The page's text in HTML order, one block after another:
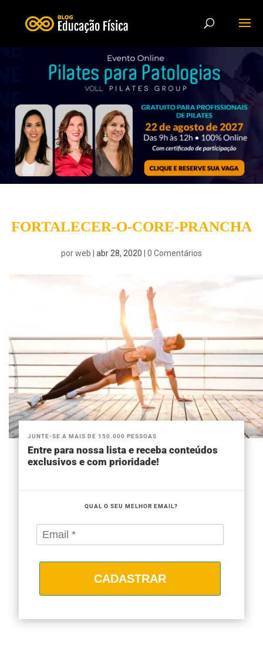
FORTALECER-O-CORE-PRANCHA
porweb abr 28, 2020 0 Comentários
JUNTE-SE A MAIS DE 150.000 PESSOAS
Entre para nossa lista e receba conteúdos
exclusivos e com prioridade!
QUAL O SEU MELHOR EMAIL?
CADASTRAR